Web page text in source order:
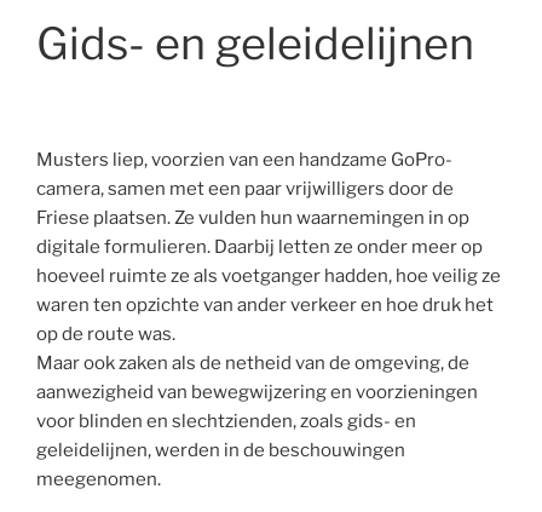
Gids- en geleidelijnen
Musters liep, voorzien van een handzame GoPro-
camera, samen met een paar vrijwilligers door de
Friese plaatsen. Ze vulden hun waarnemingen in op
digitale formulieren. Daarbij letten ze onder meer op
hoeveel ruimte ze als voetganger hadden, hoe veilig ze
waren ten opzichte van ander verkeer en hoe druk het
op de route was.
Maar ook zaken als de netheid van de omgeving, de
aanwezigheid van bewegwijzering en voorzieningen
voor blinden en slechtzienden, zoals gids- en
geleidelijnen, werden in de beschouwingen
meegenomen.